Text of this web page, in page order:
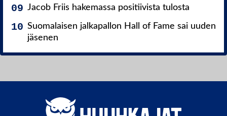
Jacob Friis hakemassa positiivista tulosta
Suomalaisen jalkapallon Hall of Fame sai uuden
jäsenen